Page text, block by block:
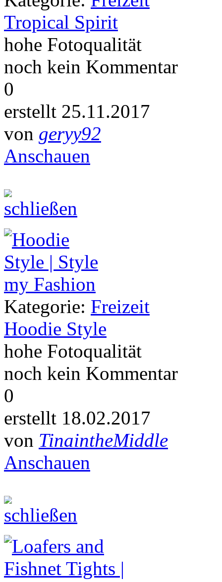
Tropical Spirit
hohe Fotoqualität
noch kein Kommentar
0
erstellt 25.11.2017
von geryy92
Anschauen
Kategorie: Freizeit
Hoodie Style
hohe Fotoqualität
noch kein Kommentar
0
erstellt 18.02.2017
von TinaintheMiddle
Anschauen